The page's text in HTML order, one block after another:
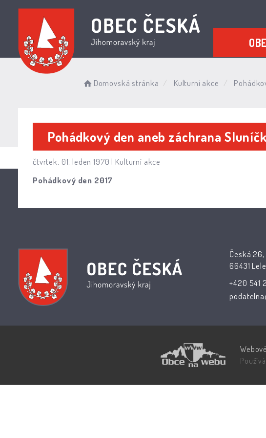
Domovská stránka Kulturní akce
Pohádkový den aneb záchrana
čtvrtek, 01. leden 1970 | Kulturní akce
Pohádkový den 2017
Česká 26,
66431
+420 541